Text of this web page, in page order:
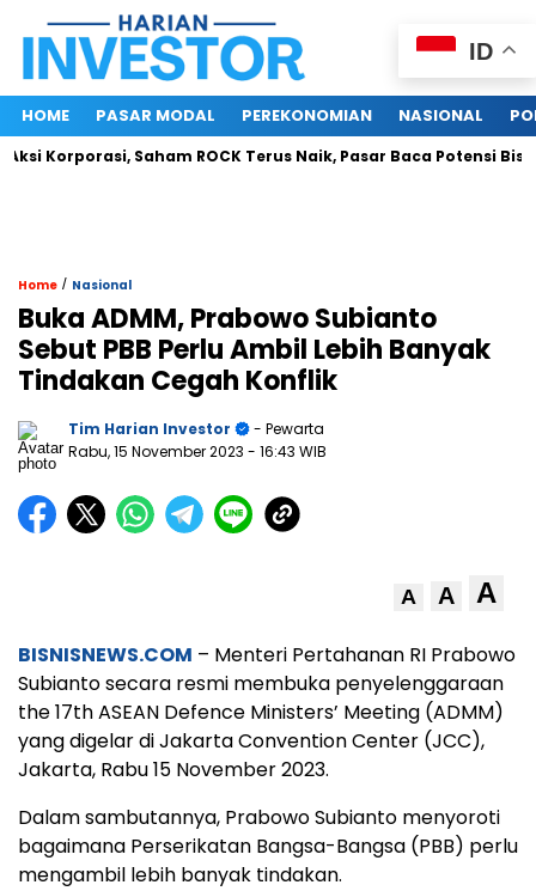
HOME PASAR MODAL PEREKONOMIAN NASIONAL
Korporasi, Saham ROCK Terus Naik, Pasar Baca Potensi Bisnis
Home / Nasional
Buka ADMM, Prabowo Subianto
Sebut PBB Perlu Ambil Lebih Banyak
Tindakan Cegah Konflik
Tim Harian Investor
- Pewarta
Rabu, 15 November 2023 - 16:43 WIB
A A A
BISNISNEWS.COM – Menteri Pertahanan RI Prabowo
Subianto secara resmi membuka penyelenggaraan
the 17th ASEAN Defence Ministers’ Meeting (ADMM)
yang digelar di Jakarta Convention Center (JCC),
Jakarta, Rabu 15 November 2023.
Dalam sambutannya, Prabowo Subianto menyoroti
bagaimana Perserikatan Bangsa-Bangsa (PBB) perlu
mengambil lebih banyak tindakan.
ID